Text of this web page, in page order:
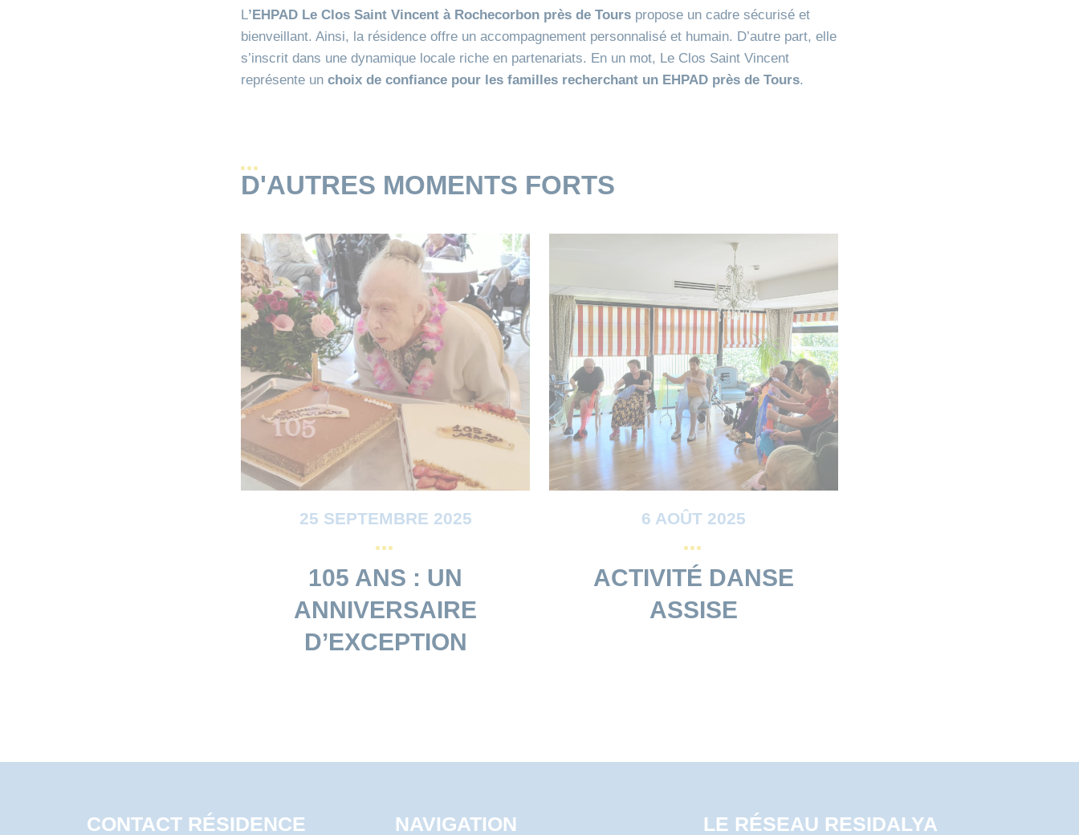
L’EHPAD Le Clos Saint Vincent à Rochecorbon près de Tours propose un cadre sécurisé et
bienveillant. Ainsi, la résidence offre un accompagnement personnalisé et humain. D’autre part, elle
s’inscrit dans une dynamique locale riche en partenariats. En un mot, Le Clos Saint Vincent
représente un choix de confiance pour les familles recherchant un EHPAD près de Tours.
D'AUTRES MOMENTS FORTS
25 SEPTEMBRE 2025
105 ANS : UN
ANNIVERSAIRE
D’EXCEPTION
6 AOÛT 2025
ACTIVITÉ DANSE
ASSISE
CONTACT RÉSIDENCE NAVIGATION LE RÉSEAU RESIDALYA